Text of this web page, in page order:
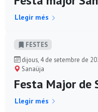
Llegir més
FESTES
dijous, 4 de setembre de
Sanaüja
Festa Major de
Llegir més